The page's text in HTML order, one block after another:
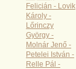
Felicián - Lovik
Károly -
Lőrinczy
György -
Molnár Jenő -
Petelei István -
Relle Pál -